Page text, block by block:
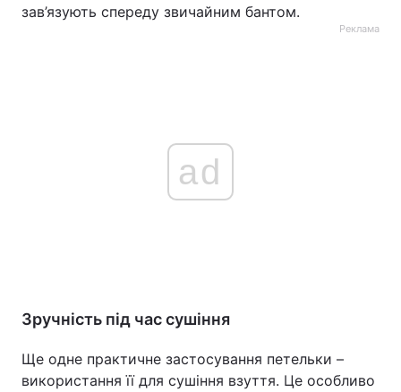
зав’язують спереду звичайним бантом.
Реклама
ad
Зручність під час сушіння
Ще одне практичне застосування петельки –
використання її для сушіння взуття. Це особливо